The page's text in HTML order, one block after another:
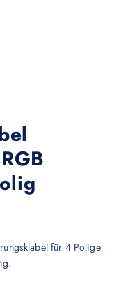
für 4 Polige